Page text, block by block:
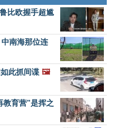
比欧握手超尴
南海那位连
此抓间谍 🖼️
教育营”是挥之